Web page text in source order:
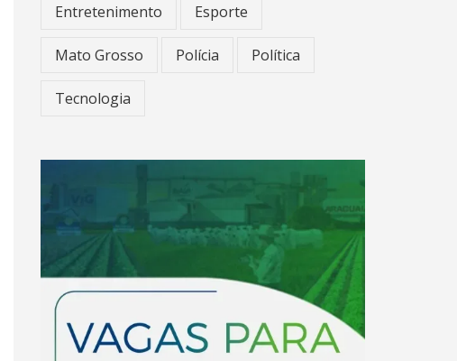
Entretenimento Esporte
Mato Grosso Polícia Política
Tecnologia